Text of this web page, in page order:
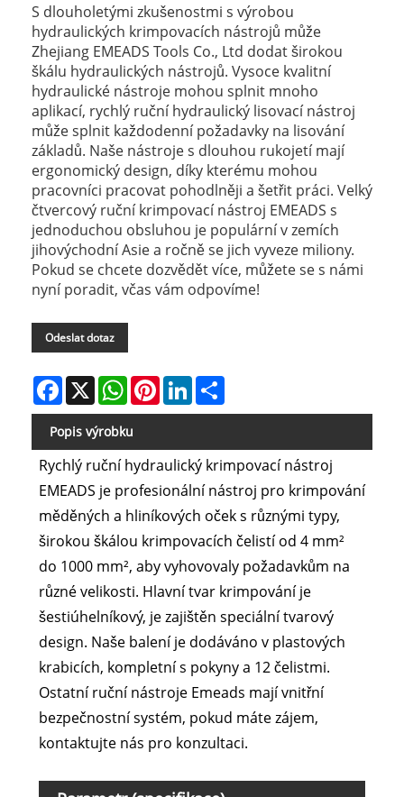
S dlouholetými zkušenostmi s výrobou
hydraulických krimpovacích nástrojů může
Zhejiang EMEADS Tools Co., Ltd dodat širokou
škálu hydraulických nástrojů. Vysoce kvalitní
hydraulické nástroje mohou splnit mnoho
aplikací, rychlý ruční hydraulický lisovací nástroj
může splnit každodenní požadavky na lisování
základů. Naše nástroje s dlouhou rukojetí mají
ergonomický design, díky kterému mohou
pracovníci pracovat pohodlněji a šetřit práci. Velký
čtvercový ruční krimpovací nástroj EMEADS s
jednoduchou obsluhou je populární v zemích
jihovýchodní Asie a ročně se jich vyveze miliony.
Pokud se chcete dozvědět více, můžete se s námi
nyní poradit, včas vám odpovíme!
Odeslat dotaz
Facebook
X WhatsAppPinterestLinkedIn
Popis výrobku
Rychlý ruční hydraulický krimpovací nástroj
EMEADS je profesionální nástroj pro krimpování
měděných a hliníkových oček s různými typy,
širokou škálou krimpovacích čelistí od 4 mm²
do 1000 mm², aby vyhovovaly požadavkům na
různé velikosti. Hlavní tvar krimpování je
šestiúhelníkový, je zajištěn speciální tvarový
design. Naše balení je dodáváno v plastových
krabicích, kompletní s pokyny a 12 čelistmi.
Ostatní ruční nástroje Emeads mají vnitřní
bezpečnostní systém, pokud máte zájem,
kontaktujte nás pro konzultaci.